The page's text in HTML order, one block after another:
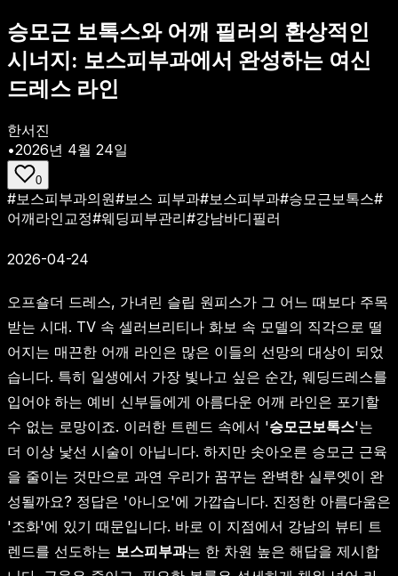
승모근 보톡스와 어깨 필러의 환상적인
시너지: 보스피부과에서 완성하는 여신
드레스 라인
한서진
•2026년 4월 24일
0
#보스피부과의원#보스 피부과#보스피부과#승모근보톡스#
어깨라인교정#웨딩피부관리#강남바디필러
2026-04-24
오프숄더 드레스, 가녀린 슬립 원피스가 그 어느 때보다 주목
받는 시대. TV 속 셀러브리티나 화보 속 모델의 직각으로 떨
어지는 매끈한 어깨 라인은 많은 이들의 선망의 대상이 되었
습니다. 특히 일생에서 가장 빛나고 싶은 순간, 웨딩드레스를
입어야 하는 예비 신부들에게 아름다운 어깨 라인은 포기할
수 없는 로망이죠. 이러한 트렌드 속에서 '승모근보톡스'는
더 이상 낯선 시술이 아닙니다. 하지만 솟아오른 승모근 근육
을 줄이는 것만으로 과연 우리가 꿈꾸는 완벽한 실루엣이 완
성될까요? 정답은 '아니오'에 가깝습니다. 진정한 아름다움은
'조화'에 있기 때문입니다. 바로 이 지점에서 강남의 뷰티 트
렌드를 선도하는 보스피부과는 한 차원 높은 해답을 제시합